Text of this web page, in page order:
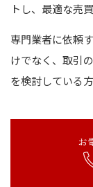
トし、最適な売
専門業者に依頼
けでなく、取引
を検討している
お